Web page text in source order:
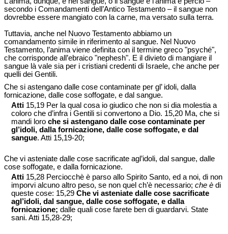
secondo i Comandamenti dell’Antico Testamento – il sangue non
dovrebbe essere mangiato con la carne, ma versato sulla terra.
Tuttavia, anche nel Nuovo Testamento abbiamo un
comandamento simile in riferimento al sangue. Nel Nuovo
Testamento, l’anima viene definita con il termine greco "psyché",
che corrisponde all’ebraico "nephesh". E il divieto di mangiare il
sangue là vale sia per i cristiani credenti di Israele, che anche per
quelli dei Gentili.
Che si astengano dalle cose contaminate per gl’ idoli, dalla
fornicazione, dalle cose soffogate, e dal sangue.
Atti 15,19 Per la qual cosa io giudico che non si dia molestia a
coloro che d’infra i Gentili si convertono a Dio. 15,20 Ma, che si
mandi loro che si astengano dalle cose contaminate per
gl’idoli, dalla fornicazione, dalle cose soffogate, e dal
sangue. Atti 15,19-20;
Che vi asteniate dalle cose sacrificate agl’idoli, dal sangue, dalle
cose soffogate, e dalla fornicazione.
Atti 15,28 Perciocchè è parso allo Spirito Santo, ed a noi, di non
imporvi alcuno altro peso, se non quel ch’è necessario; che è di
queste cose: 15,29 Che vi asteniate dalle cose sacrificate
agl’idoli, dal sangue, dalle cose soffogate, e dalla
fornicazione; dalle quali cose farete ben di guardarvi. State
sani. Atti 15,28-29;